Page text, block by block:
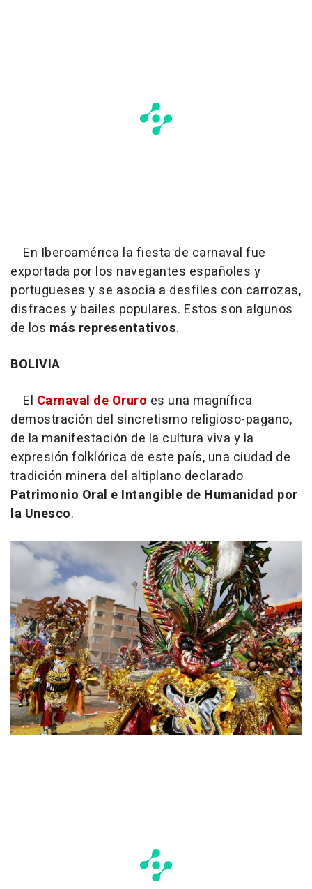
En Iberoamérica la fiesta de carnaval fue
exportada por los navegantes españoles y
portugueses y se asocia a desfiles con carrozas,
disfraces y bailes populares. Estos son algunos
de los más representativos.
BOLIVIA
El Carnaval de Oruro es una magnífica
demostración del sincretismo religioso-pagano,
de la manifestación de la cultura viva y la
expresión folklórica de este país, una ciudad de
tradición minera del altiplano declarado
Patrimonio Oral e Intangible de Humanidad por
la Unesco.